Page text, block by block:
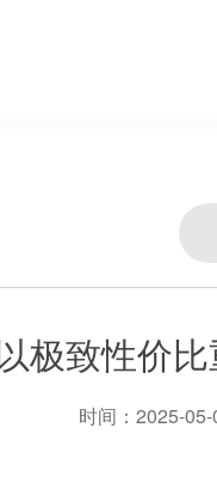
极致性价
时间：2025-